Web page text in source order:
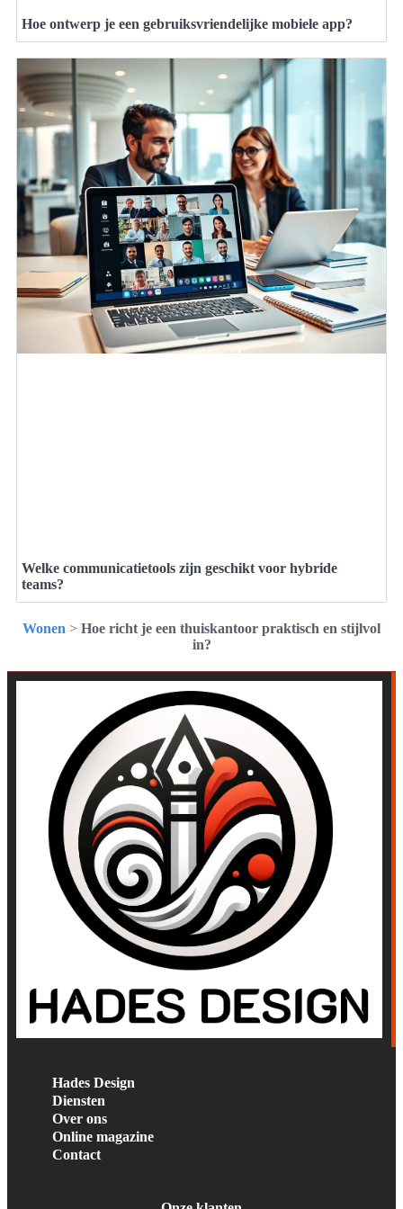
Hoe ontwerp je een gebruiksvriendelijke mobiele app?
Welke communicatietools zijn geschikt voor hybride
teams?
Wonen > Hoe richt je een thuiskantoor praktisch en stijlvol
in?
Hades Design
Diensten
Over ons
Online magazine
Contact